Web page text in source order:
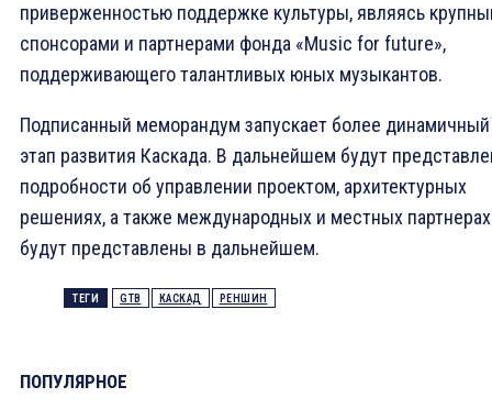
приверженностью поддержке культуры, являясь
спонсорами и партнерами фонда «Music for future»,
поддерживающего талантливых юных музыкантов.
Подписанный меморандум запускает более динамичный
этап развития Каскада. В дальнейшем будут
подробности об управлении проектом, архитектурных
решениях, а также международных и местных партнерах
будут представлены в дальнейшем.
ТЕГИ GTB КАСКАД РЕНШИН
ПОПУЛЯРНОЕ